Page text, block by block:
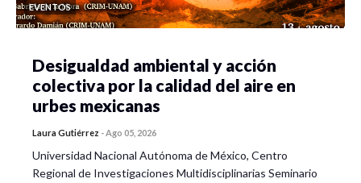
EVENTOS
Desigualdad ambiental y acción
colectiva por la calidad del aire en
urbes mexicanas
Laura Gutiérrez -Ago 05, 2026
Universidad Nacional Autónoma de México, Centro
Regional de Investigaciones Multidisciplinarias Seminario